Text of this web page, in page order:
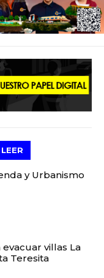
y Urbanismo
evacuar villas La
Teresita